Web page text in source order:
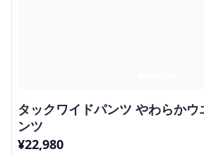
タックワイドパンツ やわらか
ンツ
¥22,980